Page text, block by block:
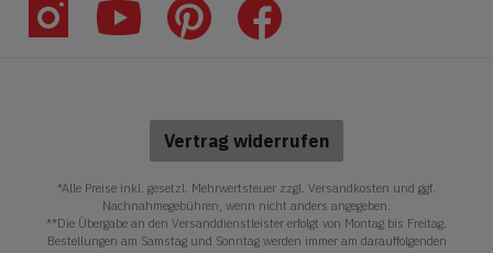
Vertrag widerrufen
*Alle Preise inkl. gesetzl. Mehrwertsteuer zzgl. Versandkosten und ggf.
Nachnahmegebühren, wenn nicht anders angegeben.
**Die Übergabe an den Versanddienstleister erfolgt von Montag bis Freitag.
Bestellungen am Samstag und Sonntag werden immer am darauffolgenden